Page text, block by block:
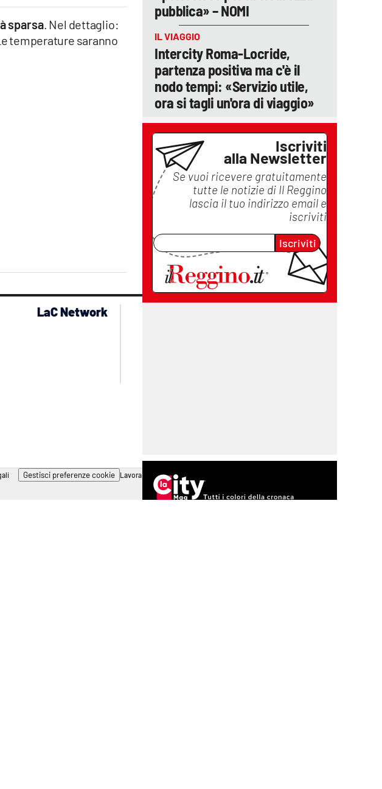
sparsa. Nel dettaglio:
temperature saranno
pubblica» – NOMI
IL VIAGGIO
Intercity Roma-Locride,
partenza positiva ma c'è il
nodo tempi: «Servizio utile,
ora si tagli un'ora di viaggio»
Iscriviti
alla Newsletter
Se vuoi ricevere gratuitamente
tutte le notizie di Il Reggino
lascia il tuo indirizzo email e
iscriviti
Iscriviti
LaC Network
Gestisci preferenze cookie Lavora con noi